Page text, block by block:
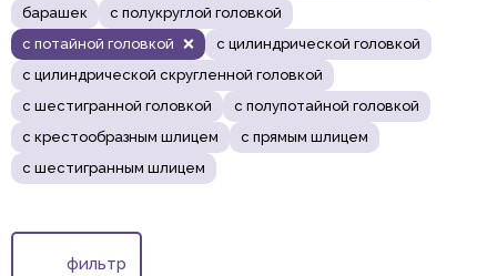
барашек
с полукруглой головкой
с потайной головкой
с цилиндрической головкой
с цилиндрической скругленной головкой
с шестигранной головкой
с полупотайной головкой
с крестообразным шлицем
с прямым шлицем
с шестигранным шлицем
фильтр